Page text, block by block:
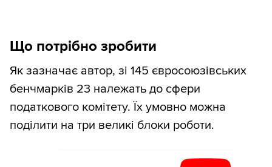
Що потрібно зробити
Як зазначає автор, зі 145 євросоюзівських
бенчмарків 23 належать до сфери
податкового комітету. Їх умовно можна
поділити на три великі блоки роботи.